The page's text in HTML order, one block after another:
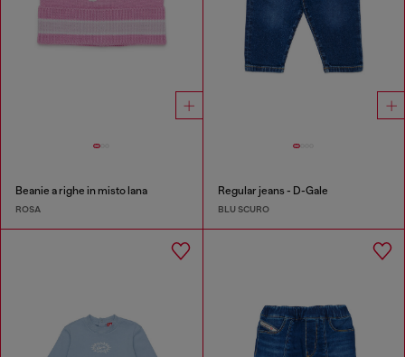
Beanie a righe in misto lana
ROSA
Regular jeans - D-Gale
BLU SCURO